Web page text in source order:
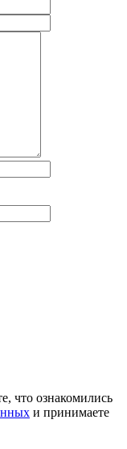
что ознакомились
и принимаете